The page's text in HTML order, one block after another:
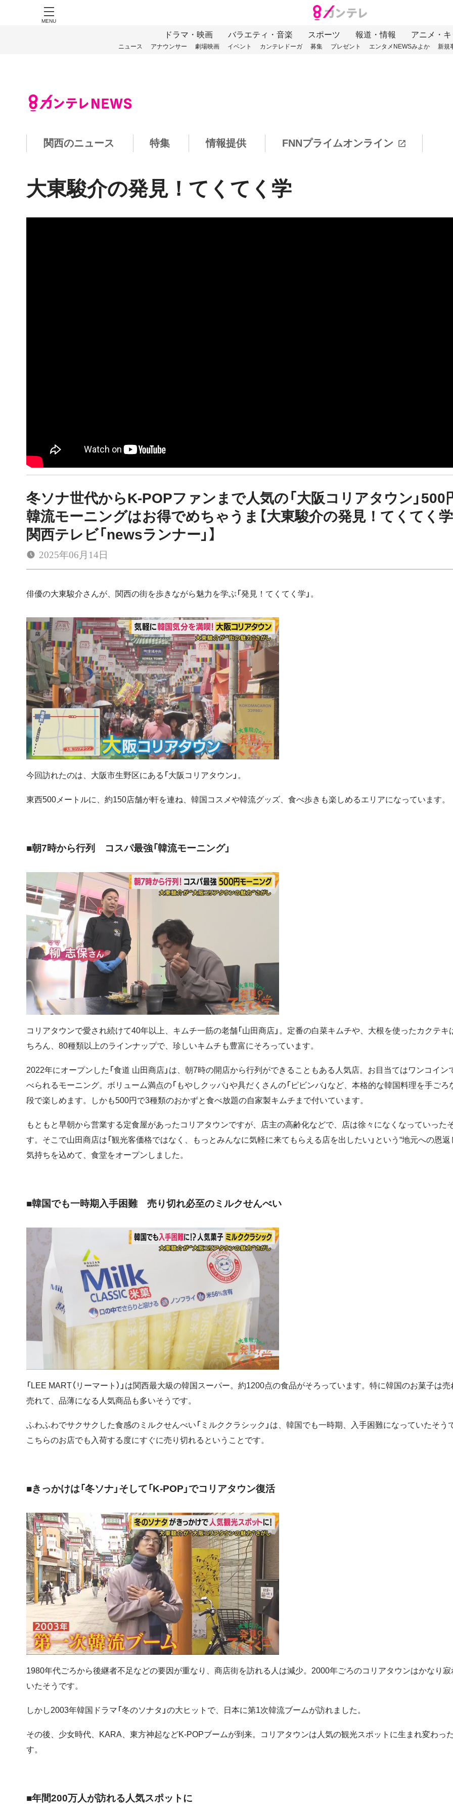
MENU
ドラマ・映画 バラエティ・音楽 スポーツ 報道・情報 アニメ・
ニュース アナウンサー 劇場映画 イベント カンテレドーガ 募集 プレゼント エンタメNEWSみよか 新規
関西のニュース 特集 情報提供 FNNプライムオンライン
大東駿介の発見！てくてく学
冬ソナ世代からK-POPファンまで人気の「大阪コリアタウン」500
韓流モーニングはお得でめちゃうま【大東駿介の発見！てくて
関西テレビ「newsランナー」】
2025年06月14日
俳優の大東駿介さんが、関西の街を歩きながら魅力を学ぶ「発見！てくてく学」。
今回訪れたのは、大阪市生野区にある「大阪コリアタウン」。
東西500メートルに、約150店舗が軒を連ね、韓国コスメや韓流グッズ、食べ歩きも楽しめるエリアになっています。
■朝7時から行列 コスパ最強「韓流モーニング」
コリアタウンで愛され続けて40年以上、キムチ一筋の老舗「山田商店」。定番の白菜キムチや、大根を使ったカクテキ
ちろん、80種類以上のラインナップで、珍しいキムチも豊富にそろっています。
2022年にオープンした「食道 山田商店」は、朝7時の開店から行列ができることもある人気店。お目当てはワンコイン
べられるモーニング。ボリューム満点の「もやしクッパ」や具だくさんの「ピビンバ」など、本格的な韓国料理を手ごろ
段で楽しめます。しかも500円で3種類のおかずと食べ放題の自家製キムチまで付いています。
もともと早朝から営業する定食屋があったコリアタウンですが、店主の高齢化などで、店は徐々になくなっていった
す。そこで山田商店は「観光客価格ではなく、もっとみんなに気軽に来てもらえる店を出したい」という“地元への恩返
気持ちを込めて、食堂をオープンしました。
■韓国でも一時期入手困難 売り切れ必至のミルクせんべい
「LEE MART（リーマート）」は関西最大級の韓国スーパー。約1200点の食品がそろっています。特に韓国のお菓子は
売れて、品薄になる人気商品も多いそうです。
ふわふわでサクサクした食感のミルクせんべい「ミルククラシック」は、韓国でも一時期、入手困難になっていたそう
こちらのお店でも入荷する度にすぐに売り切れるということです。
■きっかけは「冬ソナ」そして「K-POP」でコリアタウン復活
1980年代ごろから後継者不足などの要因が重なり、商店街を訪れる人は減少。2000年ごろのコリアタウンはかなり
いたそうです。
しかし2003年韓国ドラマ「冬のソナタ」の大ヒットで、日本に第1次韓流ブームが訪れました。
その後、少女時代、KARA、東方神起などK-POPブームが到来。コリアタウンは人気の観光スポットに生まれ変わっ
す。
■年間200万人が訪れる人気スポットに